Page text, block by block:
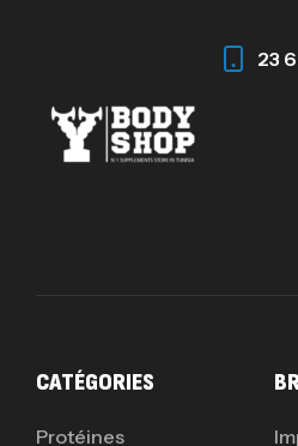
23
CATÉGORIES
Protéines